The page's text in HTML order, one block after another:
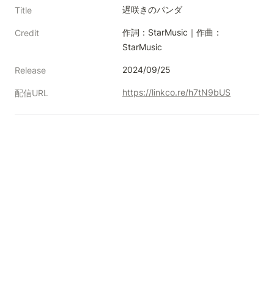
Title 遅咲きのパンダ
Credit
作詞：StarMusic｜作曲：
StarMusic
Release 2024/09/25
配信URL https://linkco.re/h7tN9bUS